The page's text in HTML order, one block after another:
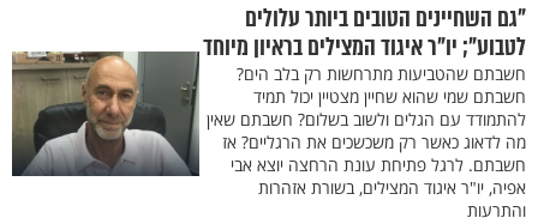
"גם השחיינים הטובים ביותר עלולים
לטבוע"; יו"ר איגוד המצילים בראיון מיוחד
חשבתם שהטביעות מתרחשות רק בלב הים?
חשבתם שמי שהוא שחיין מצטיין יכול תמיד
להתמודד עם הגלים ולשוב בשלום? חשבתם שאין
מה לדאוג כאשר רק משכשכים את הרגליים? אז
חשבתם. לרגל פתיחת עונת הרחצה יוצא אבי
אפיה, יו"ר איגוד המצילים, בשורת אזהרות
והתרעות